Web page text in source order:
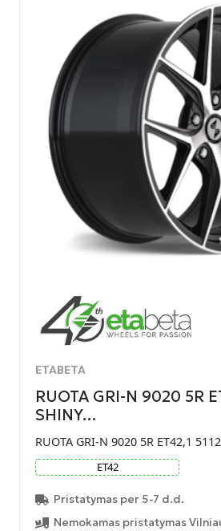
ETABETA
RUOTA GRI-N 9020 5R
SHINY…
RUOTA GRI-N 9020 5R ET42,1
ET42
Pristatymas per 5-7 d.d.
Nemokamas pristatymas